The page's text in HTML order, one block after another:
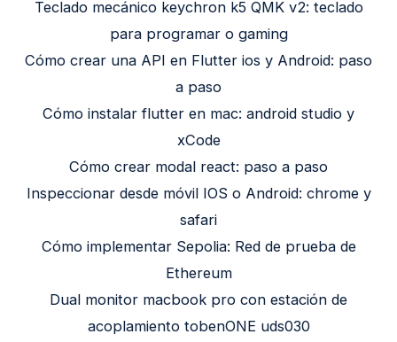
Teclado mecánico keychron k5 QMK v2: teclado
para programar o gaming
Cómo crear una API en Flutter ios y Android: paso
a paso
Cómo instalar flutter en mac: android studio y
xCode
Cómo crear modal react: paso a paso
Inspeccionar desde móvil IOS o Android: chrome y
safari
Cómo implementar Sepolia: Red de prueba de
Ethereum
Dual monitor macbook pro con estación de
acoplamiento tobenONE uds030